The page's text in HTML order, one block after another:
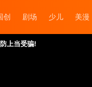
创 剧场 少儿 美漫
上当受骗!